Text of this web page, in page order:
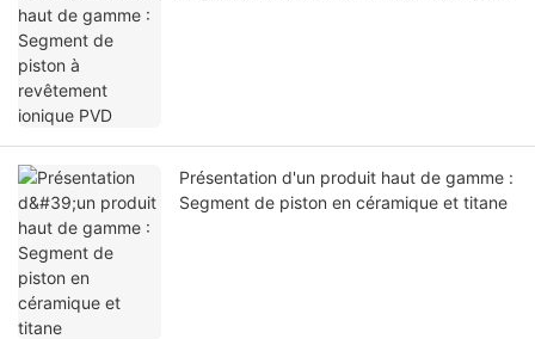
Présentation d'un produit haut de gamme :
Segment de piston en céramique et titane